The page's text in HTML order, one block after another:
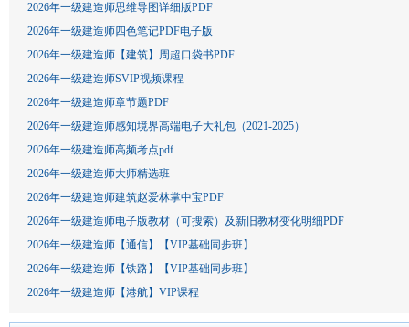
2026年一级建造师思维导图详细版PDF
2026年一级建造师四色笔记PDF电子版
2026年一级建造师【建筑】周超口袋书PDF
2026年一级建造师SVIP视频课程
2026年一级建造师章节题PDF
2026年一级建造师感知境界高端电子大礼包（2021-2025）
2026年一级建造师高频考点pdf
2026年一级建造师大师精选班
2026年一级建造师建筑赵爱林掌中宝PDF
2026年一级建造师电子版教材（可搜索）及新旧教材变化明细PDF
2026年一级建造师【通信】【VIP基础同步班】
2026年一级建造师【铁路】【VIP基础同步班】
2026年一级建造师【港航】VIP课程